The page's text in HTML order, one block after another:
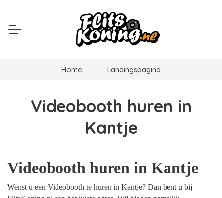
Home Landingspagina
Videobooth huren in
Kantje
Videobooth huren in Kantje
Wenst u een Videobooth te huren in Kantje? Dan bent u bij